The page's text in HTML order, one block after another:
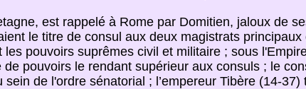
est rappelé à Rome par Domitien, jaloux de
le titre de consul aux deux magistrats
pouvoirs suprêmes civil et militaire ; sous
de pouvoirs le rendant supérieur aux consuls ; le
de l'ordre sénatorial ; l’empereur Tibère (14-